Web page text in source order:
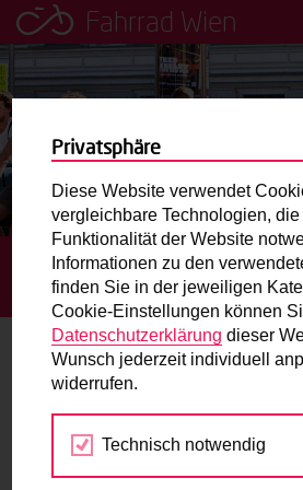
Fahrrad Wien
Leih dir einfach ein Transportfahrrad
Mobilitätsbildung für
Jugendliche
Radweg-Projektkarte
Routenplaner
Mit dem Fahrrad in Wien unterwegs?
beste Route.
Wunschbox
Sie haben ein Anliegen zum
STARTSEITE TERMINE
RAD-
GRÄTZLFEST IN FLORIDSDORF
27.
JUL
2023
Privatsphäre
Diese Website verwendet
vergleichbare Technologien, die
Funktionalität der Website
Informationen zu den
finden Sie in der jeweiligen
Cookie-Einstellungen können
Datenschutzerklärung dieser
Wunsch jederzeit individuell
widerrufen.
Technisch notwendig